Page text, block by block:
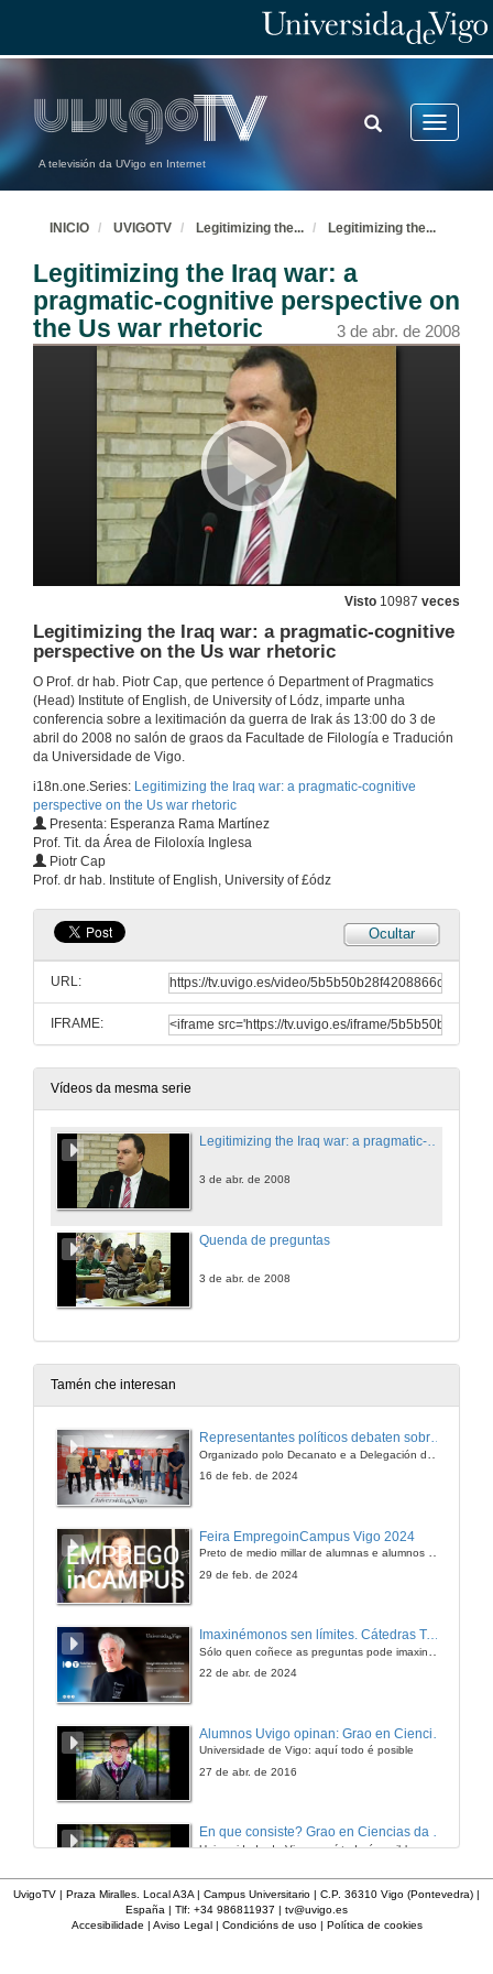
A televisión da UVigo en Internet
Toggle
TOGGLE
SEARCH
INICIO UVIGOTV Legitimizing the... Legitimizing the...
Legitimizing the Iraq war: a
pragmatic-cognitive perspective on
the Us war rhetoric
3 de abr. de 2008
Visto 10987 veces
Legitimizing the Iraq war: a pragmatic-cognitive
perspective on the Us war rhetoric
O Prof. dr hab. Piotr Cap, que pertence ó Department of Pragmatics
(Head) Institute of English, de University of Lódz, imparte unha
conferencia sobre a lexitimación da guerra de Irak ás 13:00 do 3 de
abril do 2008 no salón de graos da Facultade de Filología e Tradución
da Universidade de Vigo.
i18n.one.Series: Legitimizing the Iraq war: a pragmatic-cognitive
perspective on the Us war rhetoric
Presenta: Esperanza Rama Martínez
Prof. Tit. da Área de Filoloxía Inglesa
Piotr Cap
Prof. dr hab. Institute of English, University of £ódz
Ocultar
URL:
IFRAME:
Vídeos da mesma serie
Legitimizing the Iraq war: a pragmatic-cognitive perspective on the Us war rhetoric
3 de abr. de 2008
Quenda de preguntas
3 de abr. de 2008
Tamén che interesan
Representantes políticos debaten sobre educación e xuventude no campus de Pontevedra
16 de feb. de 2024
Feira EmpregoinCampus Vigo 2024
Preto de medio millar de alumnas e alumnos buscan coñecer máis de preto as oportunidades que lles achegan as arredor de medio cento de empresas que participan na edición viguesa da feira. Xunto coa visita aos stands, durante a feria desenvólvense varias actividades complementarias, como obradoiros, conversas, mesas redondas ou o pasaporte de empregabilidade, un espazo no que poderán recibir asesoramento sobre o seu CV.
29 de feb. de 2024
Imaxinémonos sen límites. Cátedras Telefónica
22 de abr. de 2024
Universidade de Vigo: aquí todo é posible
27 de abr. de 2016
En que consiste? Grao en Ciencias da Linguaxe e Estudos Literarios
Universidade de Vigo: aquí todo é posible
UvigoTV | Praza Miralles. Local A3A | Campus Universitario | C.P. 36310 Vigo (Pontevedra) |
España | Tlf: +34 986811937 | tv@uvigo.es
Accesibilidade | Aviso Legal| Condicións de uso| Política de cookies